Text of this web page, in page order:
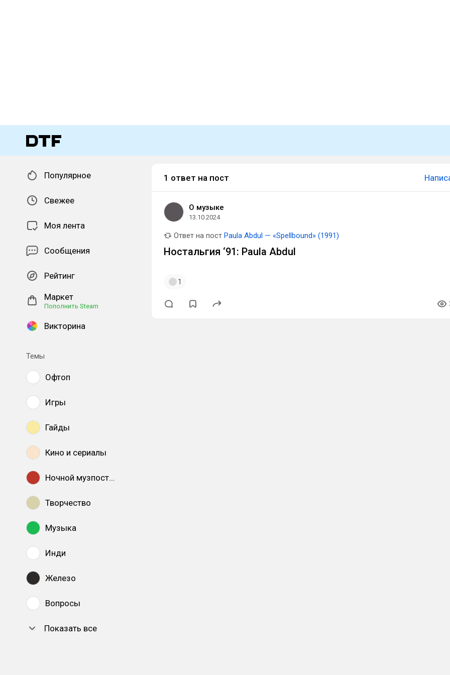
Популярное
Свежее
Моя лента
Сообщения
Рейтинг
Маркет
Пополнить Steam
Викторина
Темы
Офтоп
Игры
Гайды
Кино и сериалы
Ночной музпостинг
Творчество
Музыка
Инди
Железо
Вопросы
Показать все
1 ответ на пост
О музыке
13.10.2024
Ответ на пост Paula Abdul — «Spellbound» (1991)
Ностальгия ‘91: Paula Abdul
1